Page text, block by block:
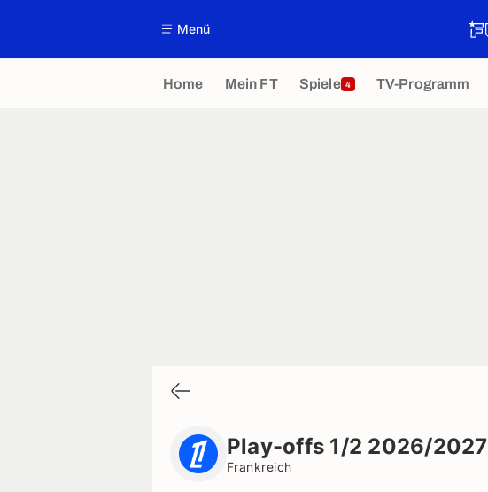
Menü
Home Mein FT Spiele 4 TV-Programm
Play-offs 1/2 2026/2027
Frankreich